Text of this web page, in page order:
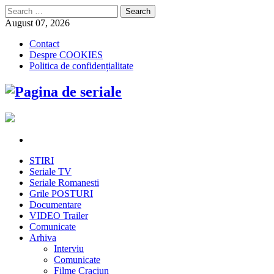
Search
for:
August 07, 2026
Contact
Despre COOKIES
Politica de confidențialitate
STIRI
Seriale TV
Seriale Romanesti
Grile POSTURI
Documentare
VIDEO Trailer
Comunicate
Arhiva
Interviu
Comunicate
Filme Craciun